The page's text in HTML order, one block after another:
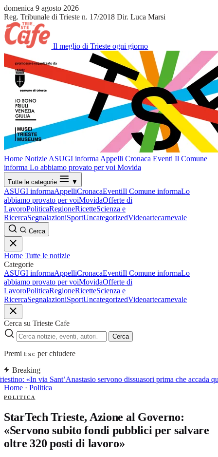
domenica 9 agosto 2026
Reg. Tribunale di Trieste n. 17/2018 Dir. Luca Marsi
Il meglio di Trieste ogni giorno
Home Notizie ASUGI informa Appelli Cronaca Eventi Il Comune
informa Lo abbiamo provato per voi Movida
Tutte le categorie ▼
ASUGI informaAppelliCronacaEventiIl Comune informaLo
abbiamo provato per voiMovidaOfferte di
LavoroPoliticaRegioneRicetteScienza e
RicercaSegnalazioniSportUncategorizedVideoartecarnevale
Cerca
Home Tutte le notizie
Categorie
ASUGI informaAppelliCronacaEventiIl Comune informaLo
abbiamo provato per voiMovidaOfferte di
LavoroPoliticaRegioneRicetteScienza e
RicercaSegnalazioniSportUncategorizedVideoartecarnevale
Cerca su Trieste Cafe
Cerca
Premi Esc per chiudere
Breaking
«In via Sant’Anastasio servono dissuasori prima che accada
Home · Politica
POLITICA
StarTech Trieste, Azione al Governo:
«Servono subito fondi pubblici per salvare
oltre 320 posti di lavoro»